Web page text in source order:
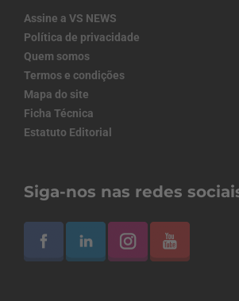
Assine a VS NEWS
Política de privacidade
Quem somos
Termos e condições
Mapa do site
Ficha Técnica
Estatuto Editorial
Siga-nos nas redes